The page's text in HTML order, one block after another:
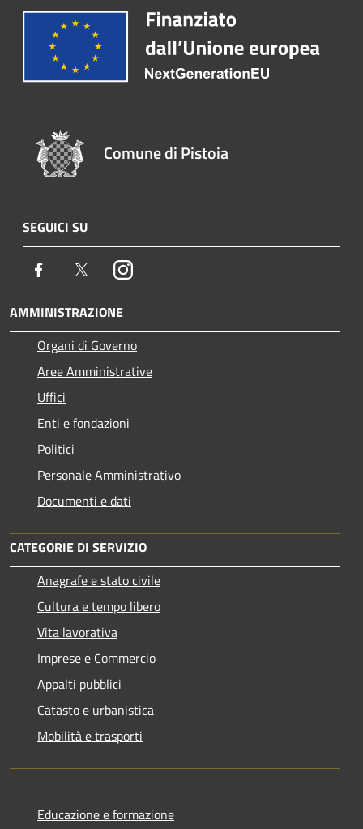
Comune di Pistoia
SEGUICI SU
Facebook TwitterInstagram
AMMINISTRAZIONE
Organi di Governo
Aree Amministrative
Uffici
Enti e fondazioni
Politici
Personale Amministrativo
Documenti e dati
CATEGORIE DI SERVIZIO
Anagrafe e stato civile
Cultura e tempo libero
Vita lavorativa
Imprese e Commercio
Appalti pubblici
Catasto e urbanistica
Mobilità e trasporti
Educazione e formazione